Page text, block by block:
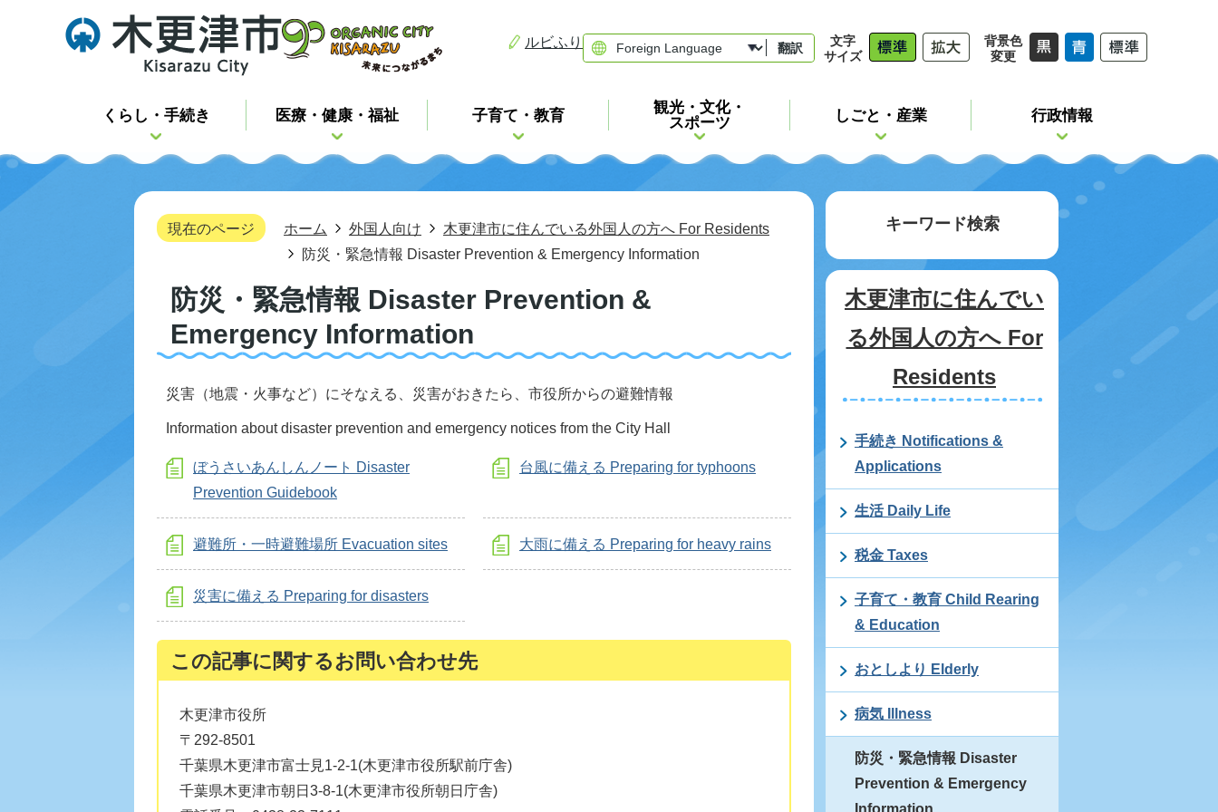
ルビふり 翻訳
文字
サイズ
背景色
変更
くらし・手続き 医療・健康・福祉 子育て・教育
観光・文化・
スポーツ
しごと・産業 行政情報
現在のページ ホーム 外国人向け
木更津市に住んでいる外国人の方へ For Residents
防災・緊急情報 Disaster Prevention & Emergency Information
防災・緊急情報 Disaster Prevention &
Emergency Information
災害（地震・火事など）にそなえる、災害がおきたら、市役所からの避難情報
Information about disaster prevention and emergency notices from the City Hall
ぼうさいあんしんノート Disaster
Prevention Guidebook
台風に備える Preparing for typhoons
避難所・一時避難場所 Evacuation sites 大雨に備える Preparing for heavy rains
災害に備える Preparing for disasters
この記事に関するお問い合わせ先
木更津市役所
〒292-8501
千葉県木更津市富士見1-2-1(木更津市役所駅前庁舎)
千葉県木更津市朝日3-8-1(木更津市役所朝日庁舎)
キーワード検索
木更津市に住んでい
る外国人の方へ For
Residents
手続き Notifications &
Applications
生活 Daily Life
税金 Taxes
子育て・教育 Child Rearing
& Education
おとしより Elderly
病気 Illness
防災・緊急情報 Disaster
Prevention & Emergency
Information